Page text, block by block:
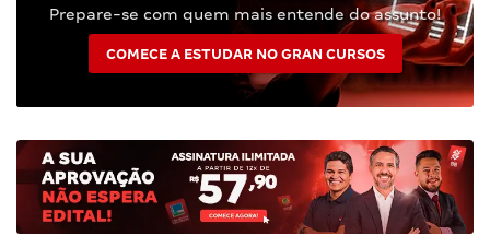
Prepare-se com quem mais entende do assunto!
COMECE A ESTUDAR NO GRAN CURSOS